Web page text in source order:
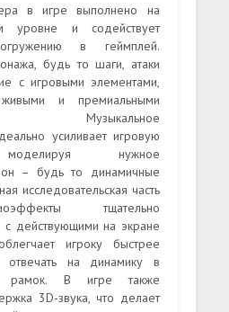
в игре выполнено на
уровне и содействует
в геймплей.
будь то шаги, атаки
с игровыми элементами,
живыми и премиальными
Музыкальное
усиливает игровую
нужное
– будь то динамичные
исследовательская часть
тщательно
с действующими на экране
игроку быстрее
отвечать на динамику в
рамок. В игре также
3D-звука, что делает